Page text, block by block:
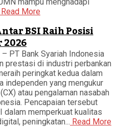
Read More
BSI Raih Posisi
2026
– PT Bank Syariah Indonesia
prestasi di industri perbankan
peringkat kedua dalam
independen yang mengukur
atau pengalaman nasabah
Pencapaian tersebut
dalam memperkuat kualitas
peningkatan... Read More